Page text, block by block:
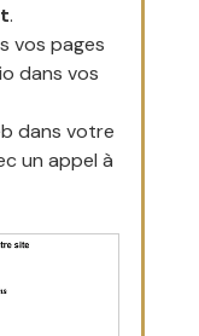
.
vos pages
dans vos
dans votre
un appel à